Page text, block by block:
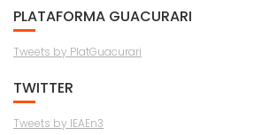
PLATAFORMA GUACURARI
Tweets by PlatGuacurari
TWITTER
Tweets by IEAEn3